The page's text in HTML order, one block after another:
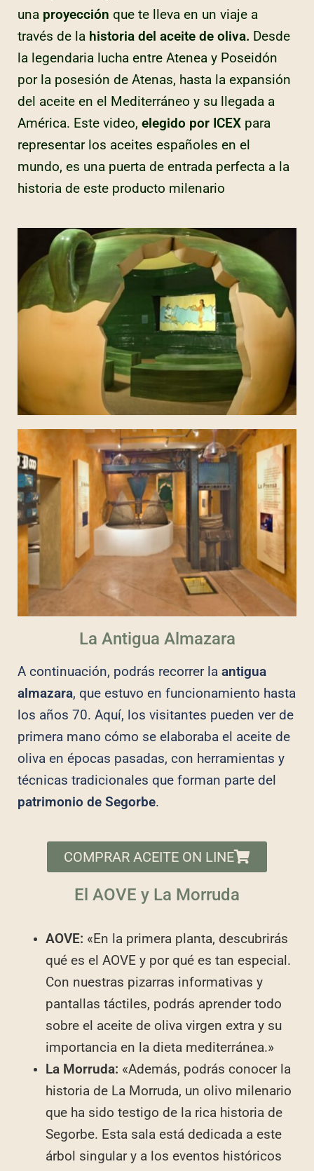
una proyección que te lleva en un viaje a
través de la historia del aceite de oliva. Desde
la legendaria lucha entre Atenea y Poseidón
por la posesión de Atenas, hasta la expansión
del aceite en el Mediterráneo y su llegada a
América. Este video, elegido por ICEX para
representar los aceites españoles en el
mundo, es una puerta de entrada perfecta a la
historia de este producto milenario
La Antigua Almazara
A continuación, podrás recorrer la antigua
almazara, que estuvo en funcionamiento hasta
los años 70. Aquí, los visitantes pueden ver de
primera mano cómo se elaboraba el aceite de
oliva en épocas pasadas, con herramientas y
técnicas tradicionales que forman parte del
patrimonio de Segorbe.
COMPRAR ACEITE ON LINE
El AOVE y La Morruda
AOVE: «En la primera planta, descubrirás
qué es el AOVE y por qué es tan especial.
Con nuestras pizarras informativas y
pantallas táctiles, podrás aprender todo
sobre el aceite de oliva virgen extra y su
importancia en la dieta mediterránea.»
La Morruda: «Además, podrás conocer la
historia de La Morruda, un olivo milenario
que ha sido testigo de la rica historia de
Segorbe. Esta sala está dedicada a este
árbol singular y a los eventos históricos